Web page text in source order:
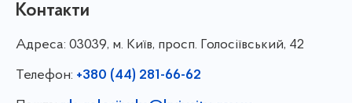
Контакти
Адреса: 03039, м. Київ, просп. Голосіївський, 42
Телефон: +380 (44) 281-66-62